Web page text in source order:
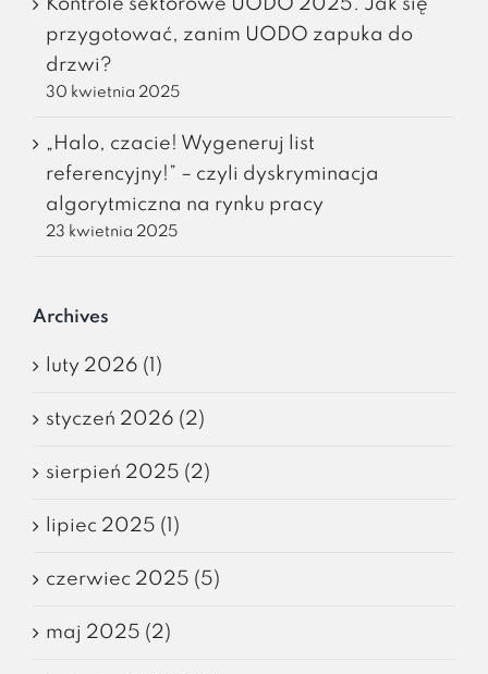
Kontrole sektorowe UODO 2025. Jak się
przygotować, zanim UODO zapuka do
drzwi?
30 kwietnia 2025
„Halo, czacie! Wygeneruj list
referencyjny!” – czyli dyskryminacja
algorytmiczna na rynku pracy
23 kwietnia 2025
Archives
luty 2026 (1)
styczeń 2026 (2)
sierpień 2025 (2)
lipiec 2025 (1)
czerwiec 2025 (5)
maj 2025 (2)